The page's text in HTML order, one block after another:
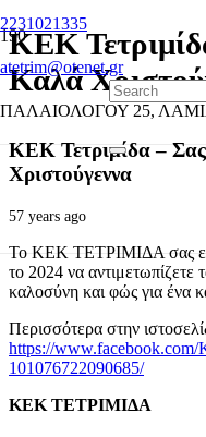
2231021335
atetrim@otenet.gr
ΠΑΛΑΙΟΛΟΓΟΥ 25,
ΚΕΚ
Καλά
ΚΕΚ Τετριμίδα –
Χριστούγεννα
57 years ago
To ΚΕΚ ΤΕΤΡΙΜΙΔΑ σας
το 2024 να
καλοσύνη και φώς για ένα
Περισσότερα στην
https://www.facebook.com/
101076722090685/
ΚΕΚ ΤΕΤΡΙΜΙΔΑ